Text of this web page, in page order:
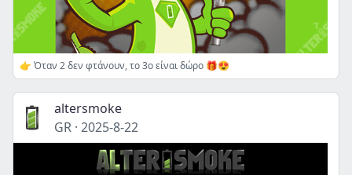
👉 Όταν 2 δεν φτάνουν, το 3ο είναι δώρο 🎁😍
altersmoke
GR · 2025-8-22